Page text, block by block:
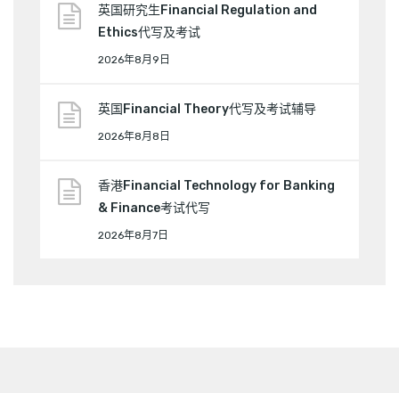
英国研究生Financial Regulation and
Ethics代写及考试
2026年8月9日
英国Financial Theory代写及考试辅导
2026年8月8日
香港Financial Technology for Banking
& Finance考试代写
2026年8月7日